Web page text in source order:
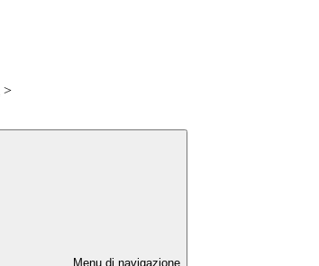
>
Menu di navigazione